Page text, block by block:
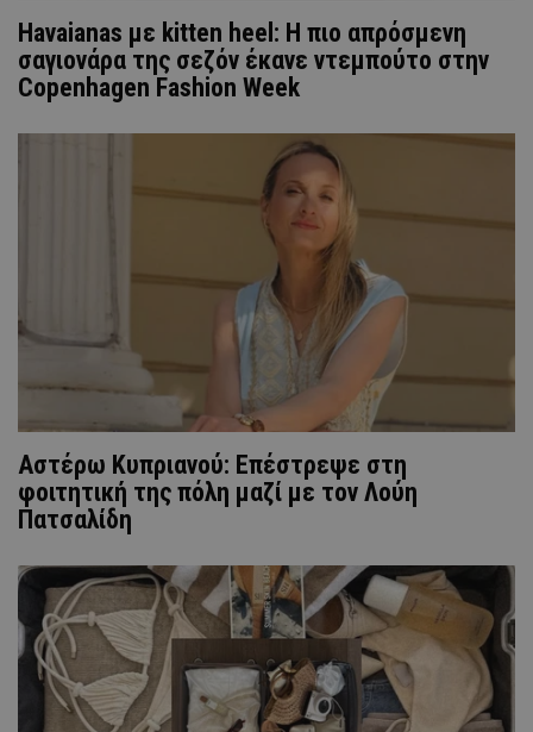
Havaianas με kitten heel: Η πιο απρόσμενη
σαγιονάρα της σεζόν έκανε ντεμπούτο στην
Copenhagen Fashion Week
Αστέρω Κυπριανού: Επέστρεψε στη
φοιτητική της πόλη μαζί με τον Λούη
Πατσαλίδη